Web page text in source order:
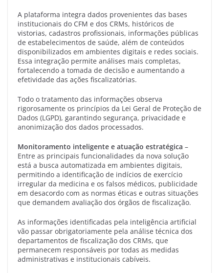
A plataforma integra dados provenientes das bases
institucionais do CFM e dos CRMs, históricos de
vistorias, cadastros profissionais, informações públicas
de estabelecimentos de saúde, além de conteúdos
disponibilizados em ambientes digitais e redes sociais.
Essa integração permite análises mais completas,
fortalecendo a tomada de decisão e aumentando a
efetividade das ações fiscalizatórias.
Todo o tratamento das informações observa
rigorosamente os princípios da Lei Geral de Proteção de
Dados (LGPD), garantindo segurança, privacidade e
anonimização dos dados processados.
Monitoramento inteligente e atuação estratégica –
Entre as principais funcionalidades da nova solução
está a busca automatizada em ambientes digitais,
permitindo a identificação de indícios de exercício
irregular da medicina e os falsos médicos, publicidade
em desacordo com as normas éticas e outras situações
que demandem avaliação dos órgãos de fiscalização.
As informações identificadas pela inteligência artificial
vão passar obrigatoriamente pela análise técnica dos
departamentos de fiscalização dos CRMs, que
permanecem responsáveis por todas as medidas
administrativas e institucionais cabíveis.